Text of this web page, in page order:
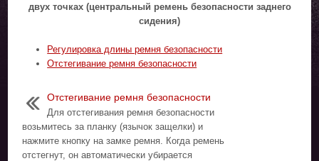
двух точках (центральный ремень безопасности заднего
сидения)
Регулировка длины ремня безопасности
Отстегивание ремня безопасности
Отстегивание ремня безопасности
Для отстегивания ремня безопасности
возьмитесь за планку (язычок защелки) и
нажмите кнопку на замке ремня. Когда ремень
отстегнут, он автоматически убирается